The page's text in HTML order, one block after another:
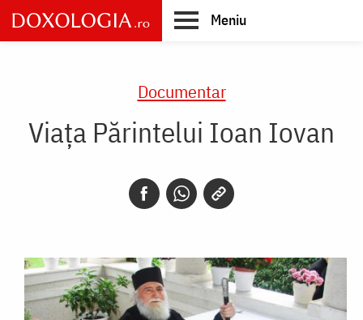
Skip
to
main
Meniu
Documentar
Viața Părintelui Ioan Iovan